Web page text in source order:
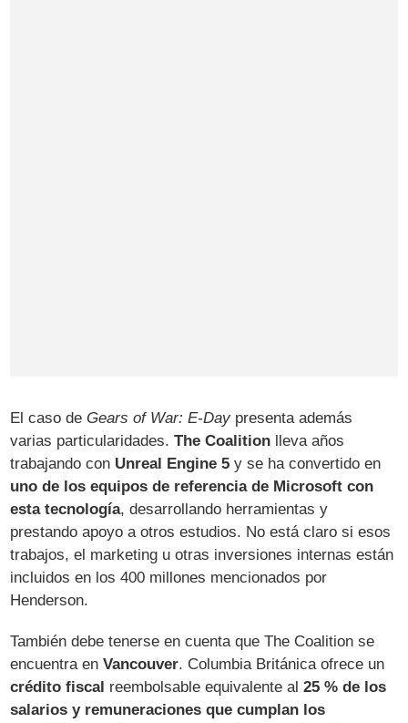
El caso deGears of War: E-Day presenta además
varias particularidades.The Coalition lleva años
trabajando con Unreal Engine 5 y se ha convertido en
uno de los equipos de referencia de Microsoft con
esta tecnología, desarrollando herramientas y
prestando apoyo a otros estudios. No está claro si esos
trabajos, el marketing u otras inversiones internas están
incluidos en los 400 millones mencionados por
Henderson.
También debe tenerse en cuenta que The Coalition se
encuentra enVancouver. Columbia Británica ofrece un
crédito fiscal reembolsable equivalente al25 % de los
salarios y remuneraciones que cumplan los